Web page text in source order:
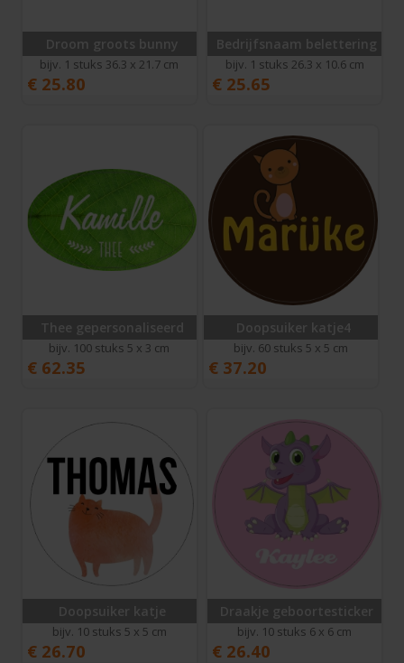
Droom groots bunny
bijv. 1 stuks 36.3 x 21.7 cm
€ 25.80
Bedrijfsnaam belettering
bijv. 1 stuks 26.3 x 10.6 cm
€ 25.65
Thee gepersonaliseerd
bijv. 100 stuks 5 x 3 cm
€ 62.35
Doopsuiker katje4
bijv. 60 stuks 5 x 5 cm
€ 37.20
Doopsuiker katje
bijv. 10 stuks 5 x 5 cm
€ 26.70
Draakje geboortesticker
bijv. 10 stuks 6 x 6 cm
€ 26.40